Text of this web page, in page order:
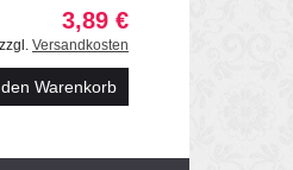
3,89 €
zzgl. Versandkosten
Warenkorb